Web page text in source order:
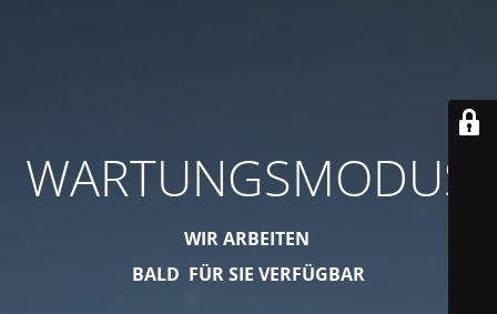
WARTUNGSMODUS
WIR ARBEITEN
BALD FÜR SIE VERFÜGBAR